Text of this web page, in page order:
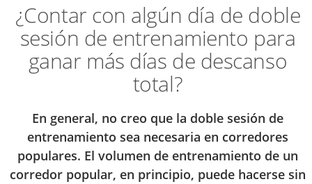
¿Contar con algún día de doble
sesión de entrenamiento para
ganar más días de descanso
total?
En general, no creo que la doble sesión de
entrenamiento sea necesaria en corredores
populares. El volumen de entrenamiento de un
corredor popular, en principio, puede hacerse sin